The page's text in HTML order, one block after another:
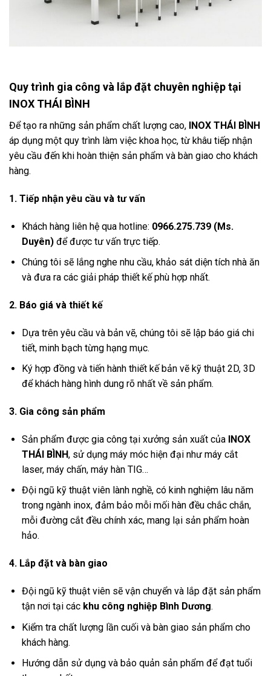
Quy trình gia công và lắp đặt chuyên nghiệp tại
INOX THÁI BÌNH
Để tạo ra những sản phẩm chất lượng cao, INOX THÁI BÌNH
áp dụng một quy trình làm việc khoa học, từ khâu tiếp nhận
yêu cầu đến khi hoàn thiện sản phẩm và bàn giao cho khách
hàng.
1. Tiếp nhận yêu cầu và tư vấn
Khách hàng liên hệ qua hotline: 0966.275.739 (Ms.
Duyên)để được tư vấn trực tiếp.
Chúng tôi sẽ lắng nghe nhu cầu, khảo sát diện tích nhà ăn
và đưa ra các giải pháp thiết kế phù hợp nhất.
2. Báo giá và thiết kế
Dựa trên yêu cầu và bản vẽ, chúng tôi sẽ lập báo giá chi
tiết, minh bạch từng hạng mục.
Ký hợp đồng và tiến hành thiết kế bản vẽ kỹ thuật 2D, 3D
để khách hàng hình dung rõ nhất về sản phẩm.
3. Gia công sản phẩm
Sản phẩm được gia công tại xưởng sản xuất của INOX
THÁI BÌNH, sử dụng máy móc hiện đại như máy cắt
laser, máy chấn, máy hàn TIG…
Đội ngũ kỹ thuật viên lành nghề, có kinh nghiệm lâu năm
trong ngành inox, đảm bảo mỗi mối hàn đều chắc chắn,
mỗi đường cắt đều chính xác, mang lại sản phẩm hoàn
hảo.
4. Lắp đặt và bàn giao
Đội ngũ kỹ thuật viên sẽ vận chuyển và lắp đặt sản phẩm
tận nơi tại các khu công nghiệp Bình Dương.
Kiểm tra chất lượng lần cuối và bàn giao sản phẩm cho
khách hàng.
Hướng dẫn sử dụng và bảo quản sản phẩm để đạt tuổi